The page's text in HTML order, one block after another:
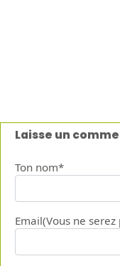
Laisse un
Ton nom*
Email(Vous ne